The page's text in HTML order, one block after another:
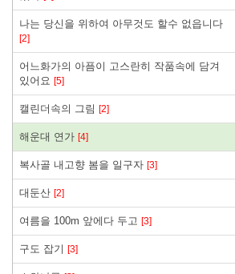
나는 당신을 위하여 아무것도 할수 없읍니다
[2]
어느화가의 아픔이 고스란히 작품속에 담겨
있어요 [5]
캘린더속의 그림 [2]
해운대 연가 [4]
복사골 내고향 봄을 일구자 [3]
대둔산 [2]
여름을 100m 앞에다 두고 [3]
구도 잡기 [3]